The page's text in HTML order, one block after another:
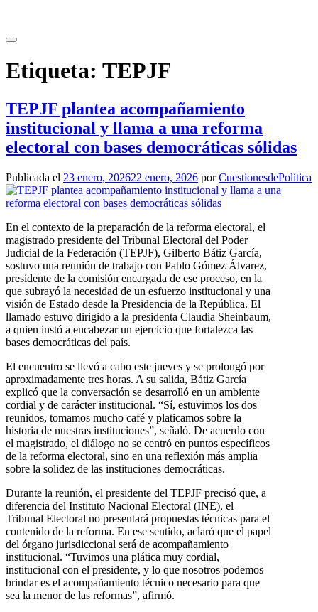
contenido
Etiqueta: TEPJF
TEPJF plantea acompañamiento
institucional y llama a una reforma
electoral con bases democráticas sólidas
Publicada el 23 enero, 202622 enero, 2026 porCuestionesdePolítica
En el contexto de la preparación de la reforma electoral, el
magistrado presidente del Tribunal Electoral del Poder
Judicial de la Federación (TEPJF), Gilberto Bátiz García,
sostuvo una reunión de trabajo con Pablo Gómez Álvarez,
presidente de la comisión encargada de ese proceso, en la
que subrayó la necesidad de un esfuerzo institucional y una
visión de Estado desde la Presidencia de la República. El
llamado estuvo dirigido a la presidenta Claudia Sheinbaum,
a quien instó a encabezar un ejercicio que fortalezca las
bases democráticas del país.
El encuentro se llevó a cabo este jueves y se prolongó por
aproximadamente tres horas. A su salida, Bátiz García
explicó que la conversación se desarrolló en un ambiente
cordial y de carácter institucional. “Sí, estuvimos los dos
reunidos, tomamos mucho café y platicamos sobre la
historia de nuestras instituciones”, señaló. De acuerdo con
el magistrado, el diálogo no se centró en puntos específicos
de la reforma electoral, sino en una reflexión más amplia
sobre la solidez de las instituciones democráticas.
Durante la reunión, el presidente del TEPJF precisó que, a
diferencia del Instituto Nacional Electoral (INE), el
Tribunal Electoral no presentará propuestas técnicas para el
contenido de la reforma. En ese sentido, aclaró que el papel
del órgano jurisdiccional será de acompañamiento
institucional. “Tuvimos una plática muy cordial,
institucional con el presidente, y lo que nosotros podemos
brindar es el acompañamiento técnico necesario para que
sea la menor de las reformas”, afirmó.